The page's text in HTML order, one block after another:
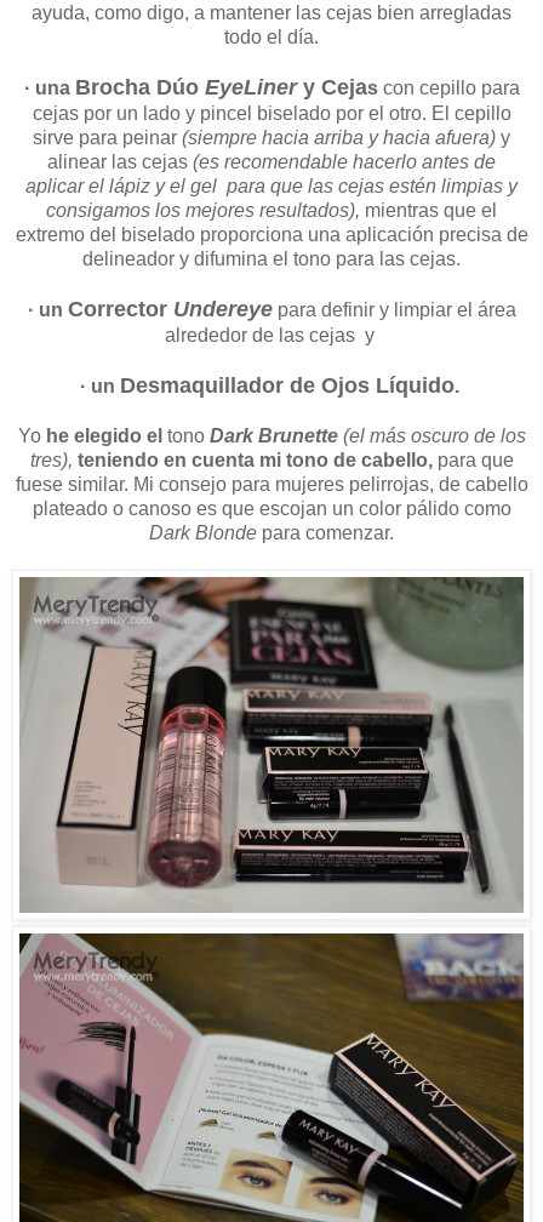
ayuda, como digo, a mantener las cejas bien arregladas
todo el día.
· una Brocha Dúo EyeLinery Cejascon cepillo para
cejas por un lado y pincel biselado por el otro. El cepillo
sirve para peinar (siempre hacia arriba y hacia afuera) y
alinear las cejas (es recomendable hacerlo antes de
aplicarel lápiz y el gel para que las cejas estén limpias y
consigamos los mejores resultados), mientras que el
extremo del biselado proporciona una aplicación precisa de
delineador y difumina el tono para las cejas.
· un Corrector Undereye para definir y limpiar el área
alrededor de las cejas y
· un Desmaquillador de Ojos Líquido.
Yo he elegido el tono Dark Brunette (el más oscuro de los
tres), teniendo en cuenta mi tono de cabello,para que
fuese similar. Mi consejo para mujeres pelirrojas, de cabello
plateado o canoso es que escojan un color pálido como
Dark Blonde para comenzar.